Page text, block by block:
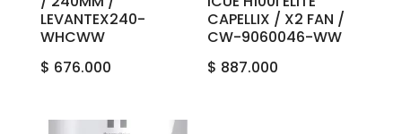
LEVANTEX240-
WHCWW
$ 676.000
CAPELLIX / X2 FAN /
CW-9060046-WW
$ 887.000